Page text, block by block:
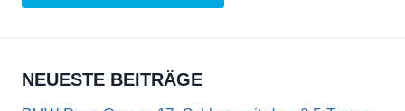
NEUESTE BEITRÄGE